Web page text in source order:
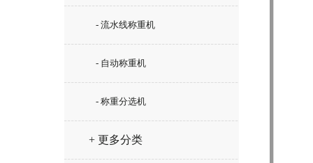
- 流水线称重机
- 自动称重机
- 称重分选机
+ 更多分类